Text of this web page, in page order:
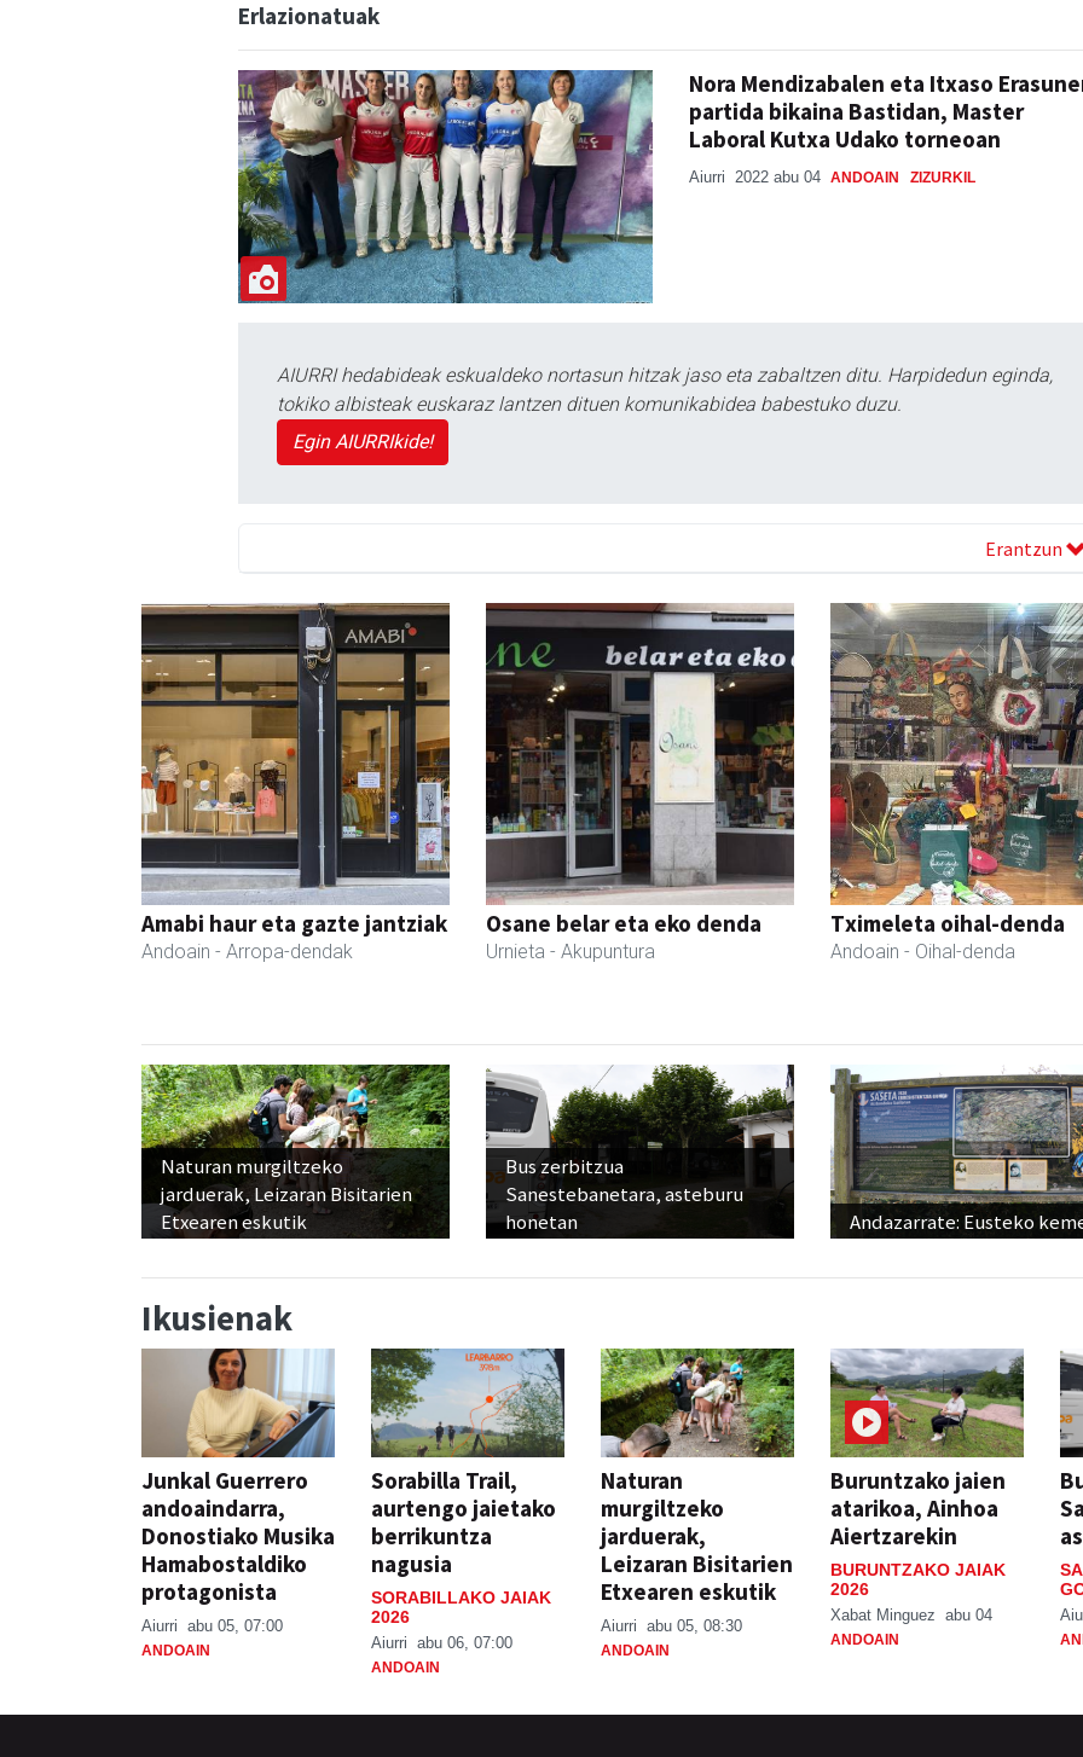
Erlazionatuak
Nora Mendizabalen eta Itxaso
partida bikaina Bastidan, Master
Laboral Kutxa Udako torneoan
Aiurri 2022 abu 04 ANDOAIN ZIZURKIL
AIURRI hedabideak eskualdeko nortasun hitzak jaso eta zabaltzen ditu. Harpidedun eginda,
tokiko albisteak euskaraz lantzen dituen komunikabidea babestuko duzu.
Egin AIURRIkide!
Erantzun
Amabi haur eta gazte jantziak
Andoain - Arropa-dendak
Osane belar eta eko denda
Urnieta - Akupuntura
Tximeleta oihal-denda
Andoain - Oihal-denda
Naturan murgiltzeko
jarduerak, Leizaran Bisitarien
Etxearen eskutik
Bus zerbitzua
Sanestebanetara, asteburu
honetan
Andazarrate: Eusteko
Ikusienak
Junkal Guerrero
andoaindarra,
Donostiako Musika
Hamabostaldiko
protagonista
Aiurri abu 05, 07:00
ANDOAIN
Sorabilla Trail,
aurtengo jaietako
berrikuntza
nagusia
SORABILLAKO JAIAK
2026
Aiurri abu 06, 07:00
ANDOAIN
Naturan
murgiltzeko
jarduerak,
Leizaran Bisitarien
Etxearen eskutik
Aiurri abu 05, 08:30
ANDOAIN
Buruntzako jaien
atarikoa, Ainhoa
Aiertzarekin
BURUNTZAKO JAIAK
2026
Xabat Minguez abu 04
ANDOAIN